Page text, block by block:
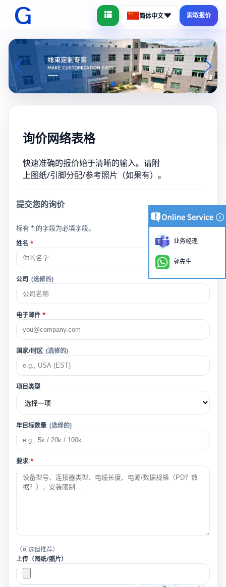
简体中文 索取报价
询价网络表格
快速准确的报价始于清晰的输入。请附
上图纸/引脚分配/参考照片（如果有）。
提交您的询价
标有 * 的字段为必填字段。
姓名 *
公司 (选修的)
电子邮件 *
国家/时区 (选修的)
项目类型
年目标数量 (选修的)
要求 *
（可选但推荐）
上传（图纸/照片）
业务经理
郭先生